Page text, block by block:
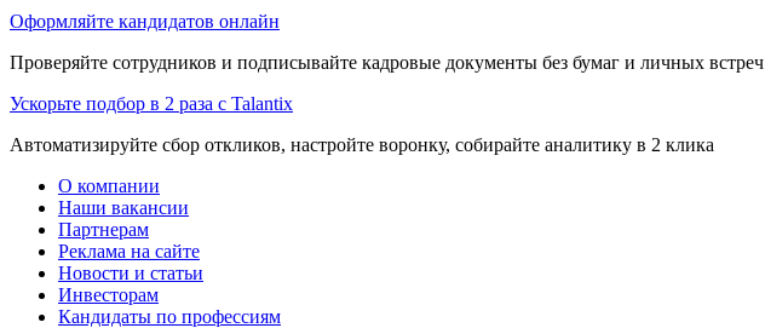
Оформляйте кандидатов онлайн
Проверяйте сотрудников и подписывайте кадровые документы без бумаг и личных встреч
Ускорьте подбор в 2 раза с Talantix
Автоматизируйте сбор откликов, настройте воронку, собирайте аналитику в 2 клика
О компании
Наши вакансии
Партнерам
Реклама на сайте
Новости и статьи
Инвесторам
Кандидаты по профессиям